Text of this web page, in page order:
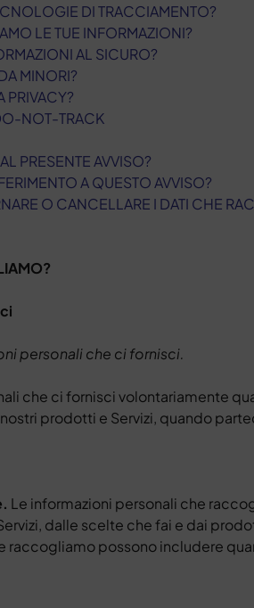
DI TRACCIAMENTO?
LE TUE INFORMAZIONI?
AL SICURO?
MINORI?
PRIVACY?
NOT-TRACK
PRESENTE AVVISO?
A QUESTO AVVISO?
O CANCELLARE I DATI CHE
personali che ci fornisci.
che ci fornisci volontariamente
prodotti e Servizi, quando
Le informazioni personali che
dalle scelte che fai e dai
raccogliamo possono includere